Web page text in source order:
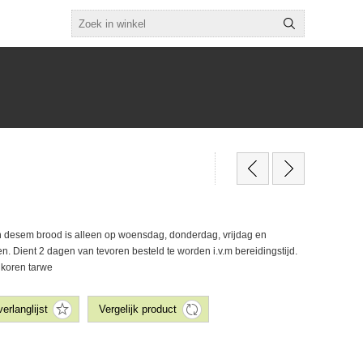
desem brood is alleen op woensdag, donderdag, vrijdag en
Dient 2 dagen van tevoren besteld te worden i.v.m bereidingstijd.
tarwe